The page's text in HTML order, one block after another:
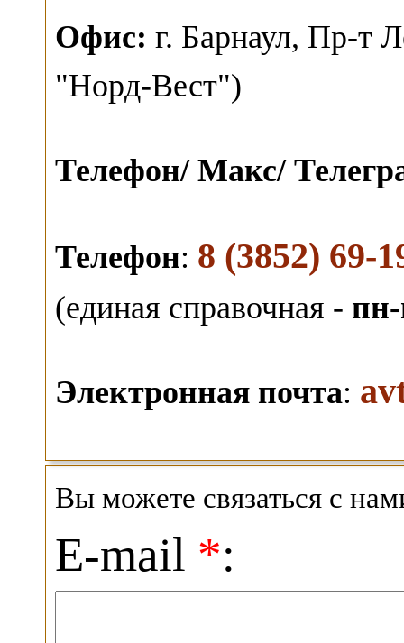
Офис: г. Барнаул, Пр-т
"Норд-Вест")
Телефон/ Макс/
Телефон: 8 (3852) 69-
(единая справочная -
Электронная почта:
Вы можете связаться с
E-mail *: